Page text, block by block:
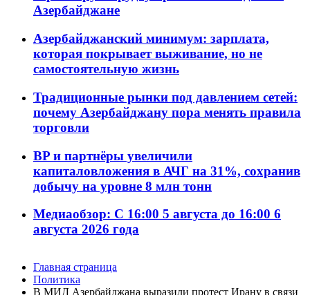
Азербайджане
Азербайджанский минимум: зарплата,
которая покрывает выживание, но не
самостоятельную жизнь
Традиционные рынки под давлением сетей:
почему Азербайджану пора менять правила
торговли
BP и партнёры увеличили
капиталовложения в АЧГ на 31%, сохранив
добычу на уровне 8 млн тонн
Медиаобзор: С 16:00 5 августа до 16:00 6
августа 2026 года
Главная страница
Политика
В МИД Азербайджана выразили протест Ирану в связи